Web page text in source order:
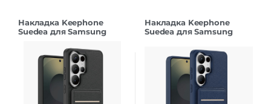
Накладка Keephone
Suedea для Samsung
Накладка Keephone
Suedea для Samsung